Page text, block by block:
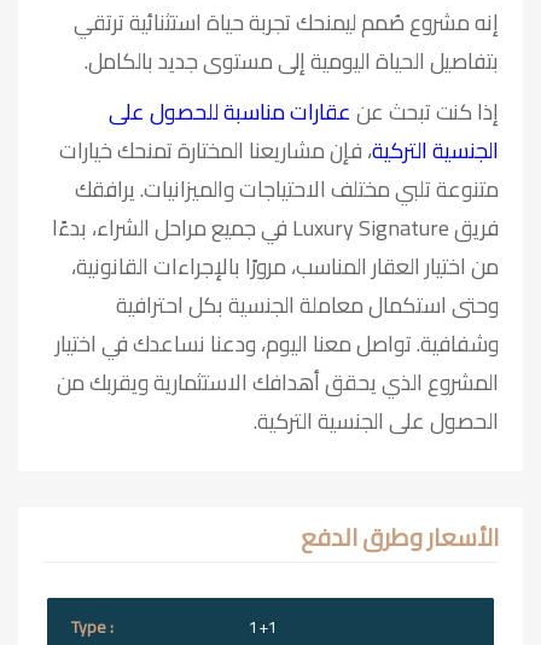
إنه مشروع صُمم ليمنحك تجربة حياة استثنائية ترتقي
بتفاصيل الحياة اليومية إلى مستوى جديد بالكامل.
إذا كنت تبحث عنعقارات مناسبة للحصول على
الجنسية التركية، فإن مشاريعنا المختارة تمنحك خيارات
متنوعة تلبي مختلف الاحتياجات والميزانيات. يرافقك
فريق Luxury Signature في جميع مراحل الشراء، بدءًا
من اختيار العقار المناسب، مرورًا بالإجراءات القانونية،
وحتى استكمال معاملة الجنسية بكل احترافية
وشفافية. تواصل معنا اليوم، ودعنا نساعدك في اختيار
المشروع الذي يحقق أهدافك الاستثمارية ويقربك من
الحصول على الجنسية التركية.
الأسعار وطرق الدفع
1+1